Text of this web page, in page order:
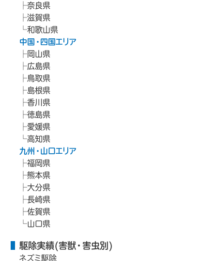
奈良県
滋賀県
和歌山県
中国・四国エリア
岡山県
広島県
鳥取県
島根県
香川県
徳島県
愛媛県
高知県
九州・山口エリア
福岡県
熊本県
大分県
長崎県
佐賀県
山口県
駆除実績(害獣・害虫別)
ネズミ駆除